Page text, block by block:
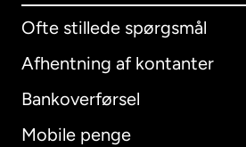
Ofte stillede spørgsmål
Afhentning af kontanter
Bankoverførsel
Mobile penge